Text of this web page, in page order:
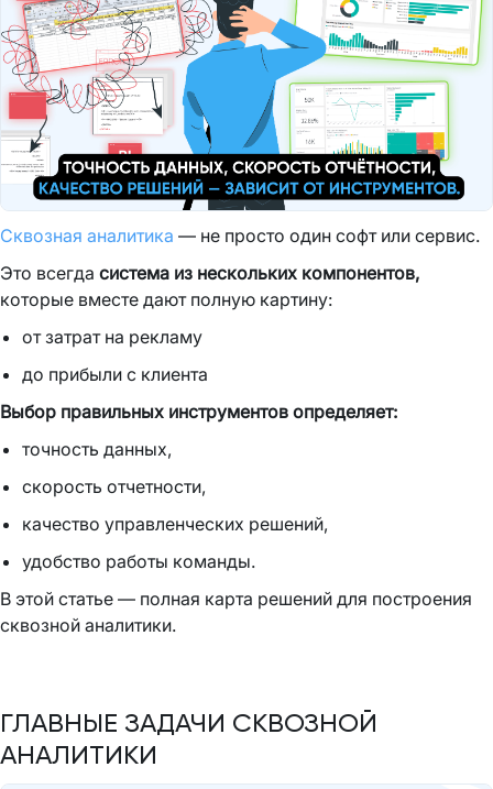
Сквозная аналитика — не просто один софт или сервис.
Это всегда система из нескольких компонентов,
которые вместе дают полную картину:
от затрат на рекламу
до прибыли с клиента
Выбор правильных инструментов определяет:
точность данных,
скорость отчетности,
качество управленческих решений,
удобство работы команды.
В этой статье — полная карта решений для построения
сквозной аналитики.
ГЛАВНЫЕ ЗАДАЧИ СКВОЗНОЙ
АНАЛИТИКИ